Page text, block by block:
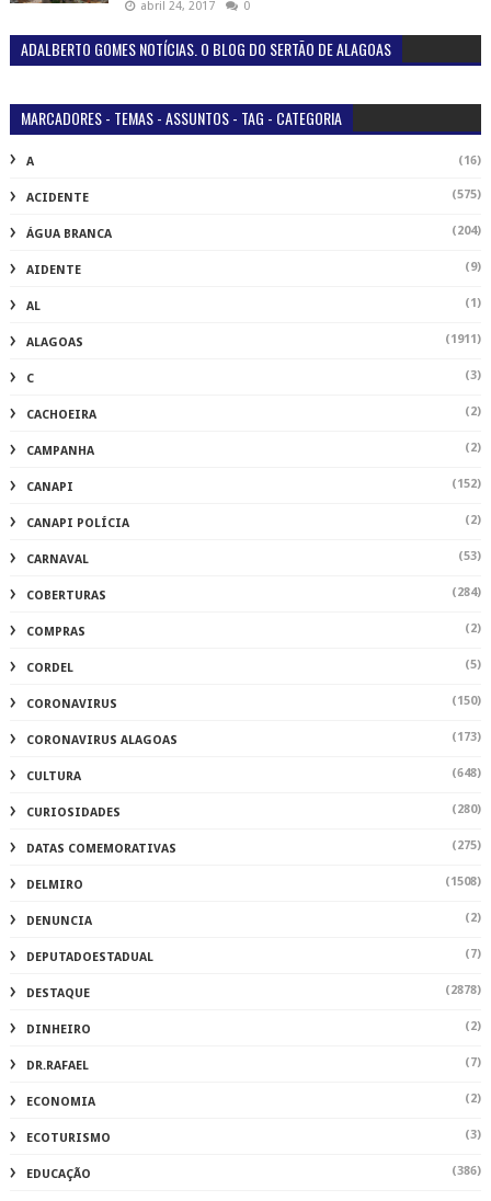
abril 24, 2017 0
ADALBERTO GOMES NOTÍCIAS. O BLOG DO SERTÃO DE ALAGOAS
MARCADORES - TEMAS - ASSUNTOS - TAG - CATEGORIA
A (16)
ACIDENTE (575)
ÁGUA BRANCA (204)
AIDENTE (9)
AL (1)
ALAGOAS (1911)
C (3)
CACHOEIRA (2)
CAMPANHA (2)
CANAPI (152)
CANAPI POLÍCIA (2)
CARNAVAL (53)
COBERTURAS (284)
COMPRAS (2)
CORDEL (5)
CORONAVIRUS (150)
CORONAVIRUS ALAGOAS (173)
CULTURA (648)
CURIOSIDADES (280)
DATAS COMEMORATIVAS (275)
DELMIRO (1508)
DENUNCIA (2)
DEPUTADOESTADUAL (7)
DESTAQUE (2878)
DINHEIRO (2)
DR.RAFAEL (7)
ECONOMIA (2)
ECOTURISMO (3)
EDUCAÇÃO (386)